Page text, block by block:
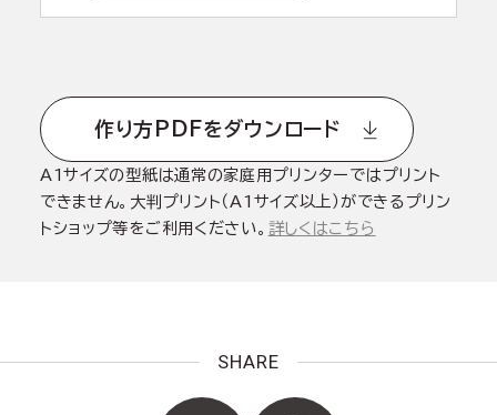
作り方PDFをダウンロード
A1サイズの型紙は通常の家庭用プリンターではプリント
できません。大判プリント（A1サイズ以上）ができるプリン
トショップ等をご利用ください。 詳しくはこちら
SHARE